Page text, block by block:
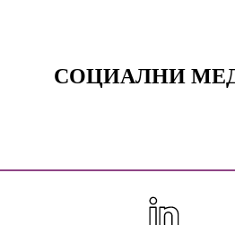
СОЦИАЛНИ